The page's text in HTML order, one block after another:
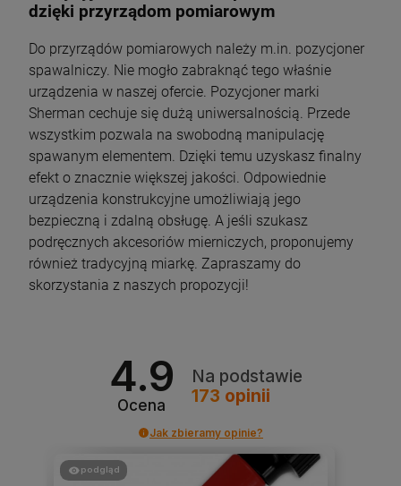
dzięki przyrządom pomiarowym
Do przyrządów pomiarowych należy m.in. pozycjoner
spawalniczy. Nie mogło zabraknąć tego właśnie
urządzenia w naszej ofercie. Pozycjoner marki
Sherman cechuje się dużą uniwersalnością. Przede
wszystkim pozwala na swobodną manipulację
spawanym elementem. Dzięki temu uzyskasz finalny
efekt o znacznie większej jakości. Odpowiednie
urządzenia konstrukcyjne umożliwiają jego
bezpieczną i zdalną obsługę. A jeśli szukasz
podręcznych akcesoriów mierniczych, proponujemy
również tradycyjną miarkę. Zapraszamy do
skorzystania z naszych propozycji!
4.9
Ocena
Na podstawie
173 opinii
Jak zbieramy opinie?
podgląd